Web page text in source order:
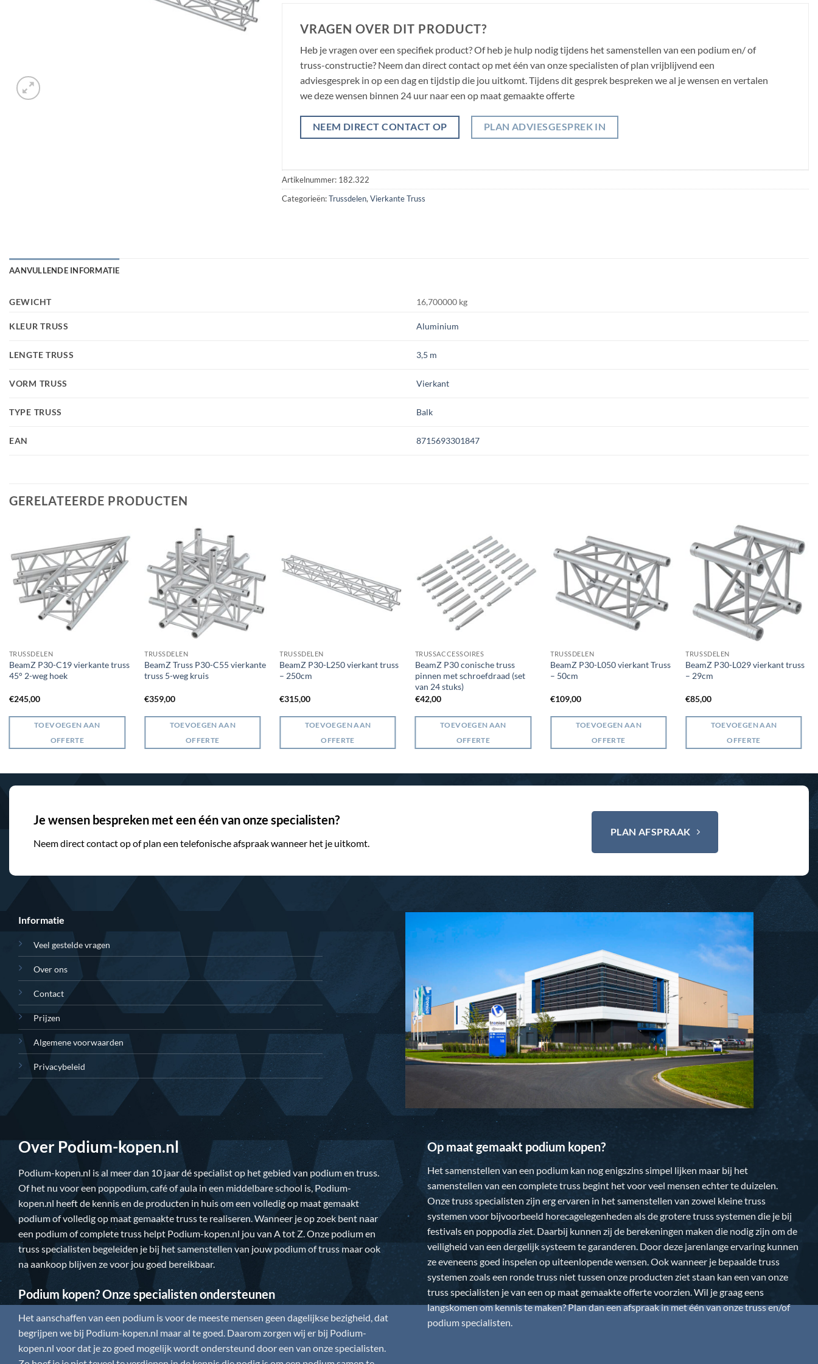
VRAGEN OVER DIT PRODUCT?
Heb je vragen over een specifiek product? Of heb je hulp nodig tijdens het samenstellen van een podium en/ of
truss-constructie? Neem dan direct contact op met één van onze specialisten of plan vrijblijvend een
adviesgesprek in op een dag en tijdstip die jou uitkomt. Tijdens dit gesprek bespreken we al je wensen en vertalen
we deze wensen binnen 24 uur naar een op maat gemaakte offerte
NEEM DIRECT CONTACT OP PLAN ADVIESGESPREK IN
Artikelnummer: 182.322
Categorieën:Trussdelen, Vierkante Truss
AANVULLENDE INFORMATIE
GEWICHT 16,700000 kg
KLEUR TRUSS Aluminium
LENGTE TRUSS 3,5 m
VORM TRUSS Vierkant
TYPE TRUSS Balk
EAN 8715693301847
GERELATEERDE PRODUCTEN
TRUSSDELEN
BeamZ P30-C19 vierkante truss
45° 2-weg hoek
€245,00
TOEVOEGEN AAN
OFFERTE
TRUSSDELEN
BeamZ Truss P30-C55 vierkante
truss 5-weg kruis
€359,00
TOEVOEGEN AAN
OFFERTE
TRUSSDELEN
BeamZ P30-L250 vierkant truss
– 250cm
€315,00
TOEVOEGEN AAN
OFFERTE
TRUSSACCESSOIRES
BeamZ P30 conische truss
pinnen met schroefdraad (set
van 24 stuks)
€42,00
TOEVOEGEN AAN
OFFERTE
TRUSSDELEN
BeamZ P30-L050 vierkant Truss
– 50cm
€109,00
TOEVOEGEN AAN
OFFERTE
TRUSSDELEN
BeamZ P30-L029 vierkant truss
– 29cm
€85,00
TOEVOEGEN AAN
OFFERTE
Je wensen bespreken met een één van onze specialisten?
Neem direct contact op of plan een telefonische afspraak wanneer het je uitkomt.
PLAN AFSPRAAK
Informatie
Veel gestelde vragen
Over ons
Contact
Prijzen
Algemene voorwaarden
Privacybeleid
Over Podium-kopen.nl
Podium-kopen.nl is al meer dan 10 jaar dé specialist op het gebied van podium en truss.
Of het nu voor een poppodium, café of aula in een middelbare school is,Podium-
kopen.nl heeft de kennis en de producten in huis om een volledig op maat gemaakt
podium of volledig op maat gemaakte truss te realiseren. Wanneer je op zoek bent naar
een podium of complete truss helpt Podium-kopen.nl jou van A tot Z. Onze podium en
truss specialisten begeleiden je bij het samenstellen van jouw podium of truss maar ook
na aankoop blijven ze voor jou goed bereikbaar.
Podium kopen? Onze specialisten ondersteunen
Het aanschaffen van een podium is voor de meeste mensen geen dagelijkse bezigheid, dat
begrijpen we bij Podium-kopen.nl maar al te goed. Daarom zorgen wij er bij Podium-
kopen.nl voor dat je zo goed mogelijk wordt ondersteund door een van onze specialisten.
Op maat gemaakt podium kopen?
Het samenstellen van een podium kan nog enigszins simpel lijken maar bij het
samenstellen van een complete truss begint het voor veel mensen echter te duizelen.
Onze truss specialisten zijn erg ervaren in het samenstellen van zowel kleine truss
systemen voor bijvoorbeeld horecagelegenheden als de grotere truss systemen die je bij
festivals en poppodia ziet. Daarbij kunnen zij de berekeningen maken die nodig zijn om de
veiligheid van een dergelijk systeem te garanderen. Door deze jarenlange ervaring kunnen
ze eveneens goed inspelen op uiteenlopende wensen. Ook wanneer je bepaalde truss
systemen zoals een ronde truss niet tussen onze producten ziet staan kan een van onze
truss specialisten je van een op maat gemaakte offerte voorzien. Wil je graag eens
langskomen om kennis te maken? Plan dan een afspraak in met één van onze truss en/of
podium specialisten.